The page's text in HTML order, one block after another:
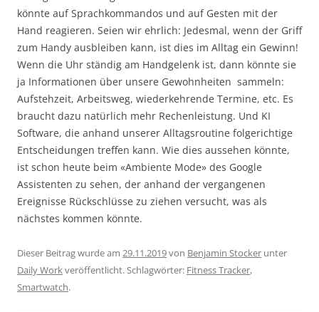
könnte auf Sprachkommandos und auf Gesten mit der
Hand reagieren. Seien wir ehrlich: Jedesmal, wenn der Griff
zum Handy ausbleiben kann, ist dies im Alltag ein Gewinn!
Wenn die Uhr ständig am Handgelenk ist, dann könnte sie
ja Informationen über unsere Gewohnheiten sammeln:
Aufstehzeit, Arbeitsweg, wiederkehrende Termine, etc. Es
braucht dazu natürlich mehr Rechenleistung. Und KI
Software, die anhand unserer Alltagsroutine folgerichtige
Entscheidungen treffen kann. Wie dies aussehen könnte,
ist schon heute beim «Ambiente Mode» des Google
Assistenten zu sehen, der anhand der vergangenen
Ereignisse Rückschlüsse zu ziehen versucht, was als
nächstes kommen könnte.
Dieser Beitrag wurde am 29.11.2019von Benjamin Stocker unter
Daily Workveröffentlicht. Schlagwörter: Fitness Tracker,
Smartwatch.